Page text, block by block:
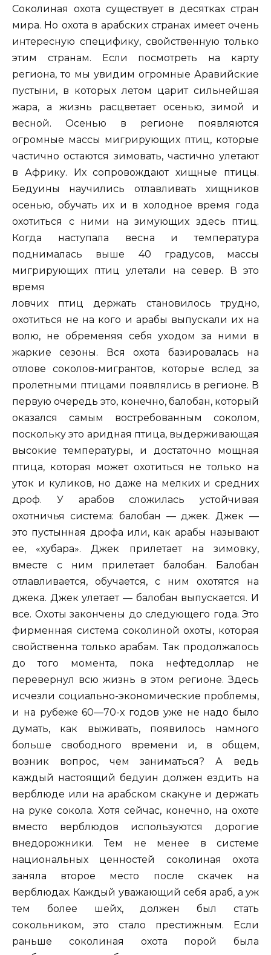
Соколиная охота существует в десятках стран
мира. Но охота в арабских странах имеет очень
интересную специфику, свойственную только
этим странам. Если посмотреть на карту
региона, то мы увидим огромные Аравийские
пустыни, в которых летом царит сильнейшая
жара, а жизнь расцветает осенью, зимой и
весной. Осенью в регионе появляются
огромные массы мигрирующих птиц, которые
частично остаются зимовать, частично улетают
в Африку. Их сопровождают хищные птицы.
Бедуины научились отлавливать хищников
осенью, обучать их и в холодное время года
охотиться с ними на зимующих здесь птиц.
Когда наступала весна и температура
поднималась выше 40 градусов, массы
мигрирующих птиц улетали на север. В это
время
ловчих птиц держать становилось трудно,
охотиться не на кого и арабы выпускали их на
волю, не обременяя себя уходом за ними в
жаркие сезоны. Вся охота базировалась на
отлове соколов-мигрантов, которые вслед за
пролетными птицами появлялись в регионе. В
первую очередь это, конечно, балобан, который
оказался самым востребованным соколом,
поскольку это аридная птица, выдерживающая
высокие температуры, и достаточно мощная
птица, которая может охотиться не только на
уток и куликов, но даже на мелких и средних
дроф. У арабов сложилась устойчивая
охотничья система: балобан — джек. Джек —
это пустынная дрофа или, как арабы называют
ее, «хубара». Джек прилетает на зимовку,
вместе с ним прилетает балобан. Балобан
отлавливается, обучается, с ним охотятся на
джека. Джек улетает — балобан выпускается. И
все. Охоты закончены до следующего года. Это
фирменная система соколиной охоты, которая
свойственна только арабам. Так продолжалось
до того момента, пока нефтедоллар не
перевернул всю жизнь в этом регионе. Здесь
исчезли социально-экономические проблемы,
и на рубеже 60—70-х годов уже не надо было
думать, как выживать, появилось намного
больше свободного времени и, в общем,
возник вопрос, чем заниматься? А ведь
каждый настоящий бедуин должен ездить на
верблюде или на арабском скакуне и держать
на руке сокола. Хотя сейчас, конечно, на охоте
вместо верблюдов используются дорогие
внедорожники. Тем не менее в системе
национальных ценностей соколиная охота
заняла второе место после скачек на
верблюдах. Каждый уважающий себя араб, а уж
тем более шейх, должен был стать
сокольником, это стало престижным. Если
раньше соколиная охота порой была